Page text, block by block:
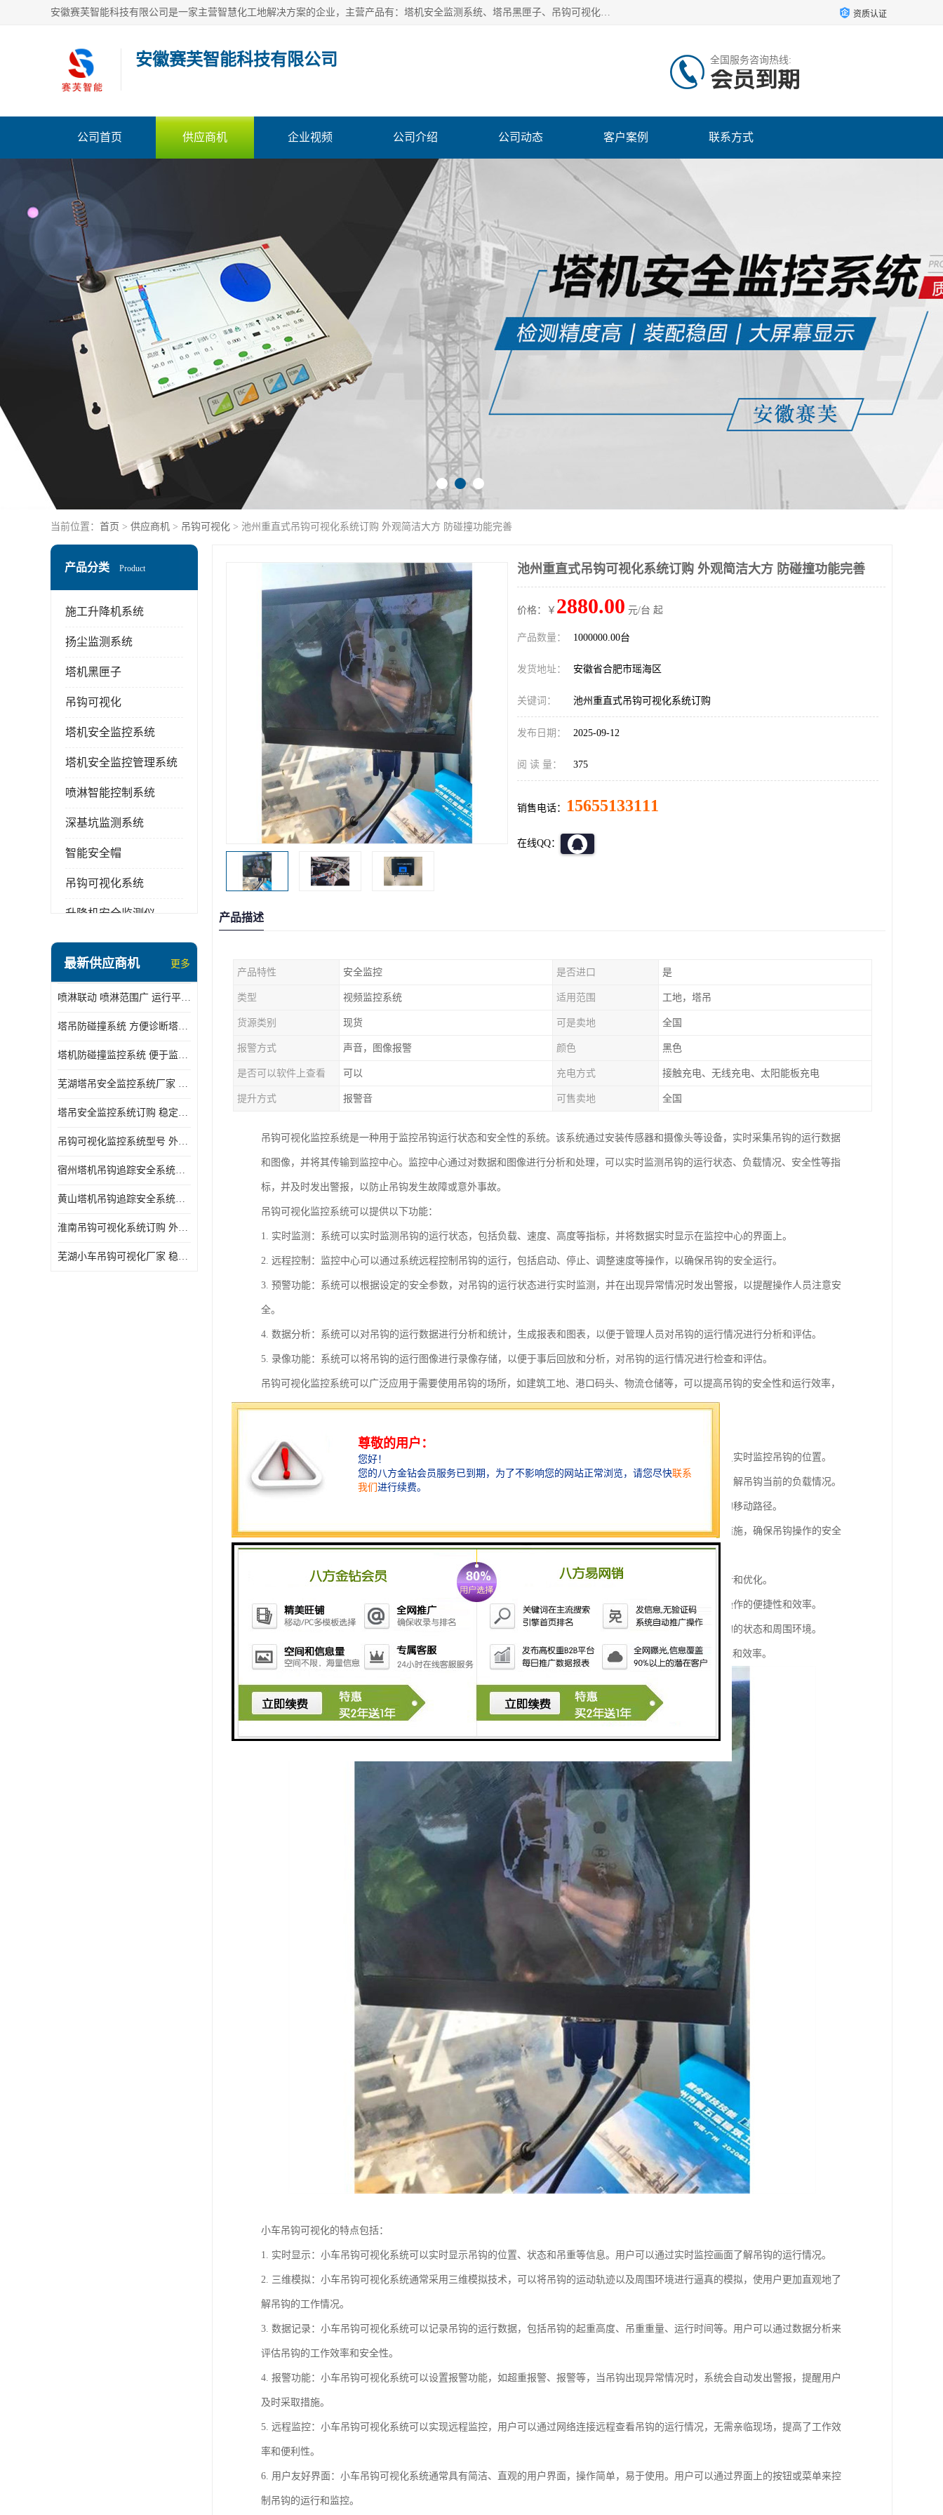
安徽赛芙智能科技有限公司是一家主营智慧化工地解决方案的企业，主营产品有：塔机安全监测系统、塔吊黑匣子、吊钩可视化、吊钩可视化系统、塔机安全监控系统、塔机黑匣子等。创建至今始终关注用户需求，为用户提供有的产品和服务。 资质认证
安徽赛芙智能科技有限公司 全国服务咨询热线:
会员到期
公司首页 供应商机 企业视频 公司介绍 公司动态 客户案例 联系方式
当前位置： 首页 > 供应商机 > 吊钩可视化 > 池州重直式吊钩可视化系统订购 外观简洁大方 防碰撞功能完善
产品分类 Product
施工升降机系统
扬尘监测系统
塔机黑匣子
吊钩可视化
塔机安全监控系统
塔机安全监控管理系统
喷淋智能控制系统
深基坑监测系统
智能安全帽
吊钩可视化系统
升降机安全监测仪
最新供应商机 更多
喷淋联动 喷淋范围广 运行平稳 噪音小
塔吊防碰撞系统 方便诊断塔机状态 自动变焦智能化跟踪
塔机防碰撞监控系统 便于监督和管理 主要应用于塔机的实时监控
芜湖塔吊安全监控系统厂家 外观简洁大方 减少盲吊引发的事故
塔吊安全监控系统订购 稳定性高 结构清晰稳定
吊钩可视化监控系统型号 外观简洁大方 信号稳定 抗干扰性强
宿州塔机吊钩追踪安全系统厂家 提高工作效率 结构清晰稳定
黄山塔机吊钩追踪安全系统价格 可远程查看 减少盲吊引发的事故
淮南吊钩可视化系统订购 外观简洁大方 体积小 占用空间小
芜湖小车吊钩可视化厂家 稳定性高 可视吊装 降低盲吊风险
池州重直式吊钩可视化系统订购 外观简洁大方 防碰撞功能完善
价格：￥ 2880.00 元/台 起
产品数量： 1000000.00台
发货地址： 安徽省合肥市瑶海区
关键词： 池州重直式吊钩可视化系统订购
发布日期： 2025-09-12
阅 读 量： 375
销售电话： 15655133111
在线QQ：
产品描述
产品特性 安全监控 是否进口 是
类型 视频监控系统 适用范围 工地，塔吊
货源类别 现货 可是卖地 全国
报警方式 声音，图像报警 颜色 黑色
是否可以软件上查看 可以 充电方式 接触充电、无线充电、太阳能板充电
提升方式 报警音 可售卖地 全国
吊钩可视化监控系统是一种用于监控吊钩运行状态和安全性的系统。该系统通过安装传感器和摄像头等设备，实时采集吊钩的运行数据
和图像，并将其传输到监控中心。监控中心通过对数据和图像进行分析和处理，可以实时监测吊钩的运行状态、负载情况、安全性等指
标，并及时发出警报，以防止吊钩发生故障或意外事故。
吊钩可视化监控系统可以提供以下功能：
1. 实时监测：系统可以实时监测吊钩的运行状态，包括负载、速度、高度等指标，并将数据实时显示在监控中心的界面上。
2. 远程控制：监控中心可以通过系统远程控制吊钩的运行，包括启动、停止、调整速度等操作，以确保吊钩的安全运行。
3. 预警功能：系统可以根据设定的安全参数，对吊钩的运行状态进行实时监测，并在出现异常情况时发出警报，以提醒操作人员注意安
全。
4. 数据分析：系统可以对吊钩的运行数据进行分析和统计，生成报表和图表，以便于管理人员对吊钩的运行情况进行分析和评估。
5. 录像功能：系统可以将吊钩的运行图像进行录像存储，以便于事后回放和分析，对吊钩的运行情况进行检查和评估。
吊钩可视化监控系统可以广泛应用于需要使用吊钩的场所，如建筑工地、港口码头、物流仓储等，可以提高吊钩的安全性和运行效率，
减少事故的发生。
1. 实时显示吊钩位置：通过传感器获取吊钩的实时位置信息，并将其在可视化界面上进行展示，方便操作人员实时监控吊钩的位置。
2. 吊钩负载显示：通过负载传感器获取吊钩的负载信息，并将其在可视化界面上进行展示，以帮助操作人员了解吊钩当前的负载情况。
3. 吊钩运动轨迹显示：根据吊钩的位置信息，可视化界面可以显示吊钩的运动轨迹，方便操作人员了解吊钩的移动路径。
4. 报警功能：当吊钩位置或负载超过设定的安全范围时，可视化界面可以发出警报，提醒操作人员及时采取措施，确保吊钩操作的安全
5. 数据记录和分析：可视化界面可以记录吊钩的位置、负载等数据，并进行分析和统计，以便后续的数据分析和优化。
6. 远程控制：通过可视化界面，操作人员可以远程控制吊钩的运动，包括上下移动、左右移动等操作，提高操作的便捷性和效率。
7. 多视角显示：可视化界面可以提供多个视角的显示，包括全景视图、俯视图等，以便操作人员全面了解吊钩的状态和周围环境。
总之，小车吊钩可视化的功能主要是为了方便操作人员实时监控吊钩的位置、负载等信息，提高操作的安全性和效率。
小车吊钩可视化的特点包括：
1. 实时显示：小车吊钩可视化系统可以实时显示吊钩的位置、状态和吊重等信息。用户可以通过实时监控画面了解吊钩的运行情况。
2. 三维模拟：小车吊钩可视化系统通常采用三维模拟技术，可以将吊钩的运动轨迹以及周围环境进行逼真的模拟，使用户更加直观地了
解吊钩的工作情况。
3. 数据记录：小车吊钩可视化系统可以记录吊钩的运行数据，包括吊钩的起重高度、吊重重量、运行时间等。用户可以通过数据分析来
评估吊钩的工作效率和安全性。
4. 报警功能：小车吊钩可视化系统可以设置报警功能，如超重报警、报警等，当吊钩出现异常情况时，系统会自动发出警报，提醒用户
及时采取措施。
5. 远程监控：小车吊钩可视化系统可以实现远程监控，用户可以通过网络连接远程查看吊钩的运行情况，无需亲临现场，提高了工作效
率和便利性。
6. 用户友好界面：小车吊钩可视化系统通常具有简洁、直观的用户界面，操作简单，易于使用。用户可以通过界面上的按钮或菜单来控
制吊钩的运行和监控。